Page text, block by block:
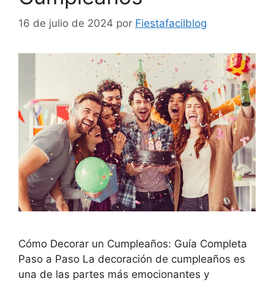
16 de julio de 2024 por Fiestafacilblog
Cómo Decorar un Cumpleaños: Guía Completa
Paso a Paso La decoración de cumpleaños es
una de las partes más emocionantes y